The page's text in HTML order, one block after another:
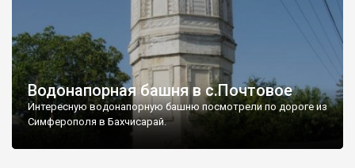
Водонапорная башня в с.Почтовое
Интересную водонапорную башню посмотрели по дороге из
Симферополя в Бахчисарай.